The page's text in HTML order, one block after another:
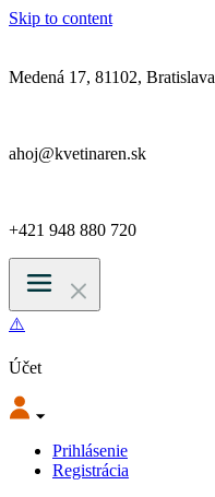
Skip to content
Medená 17, 81102, Bratislava
ahoj@kvetinaren.sk
+421 948 880 720
Účet
Prihlásenie
Registrácia